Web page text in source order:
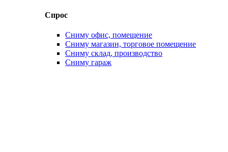
Спрос
Сниму офис, помещение
Сниму магазин, торговое помещение
Сниму склад, производство
Сниму гараж